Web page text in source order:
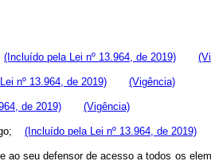
(Incluído pela Lei nº 13.964, de 2019)
nº 13.964, de 2019) (Vigência)
de 2019) (Vigência)
(Incluído pela Lei nº 13.964, de 2019)
seu defensor de acesso a todos os